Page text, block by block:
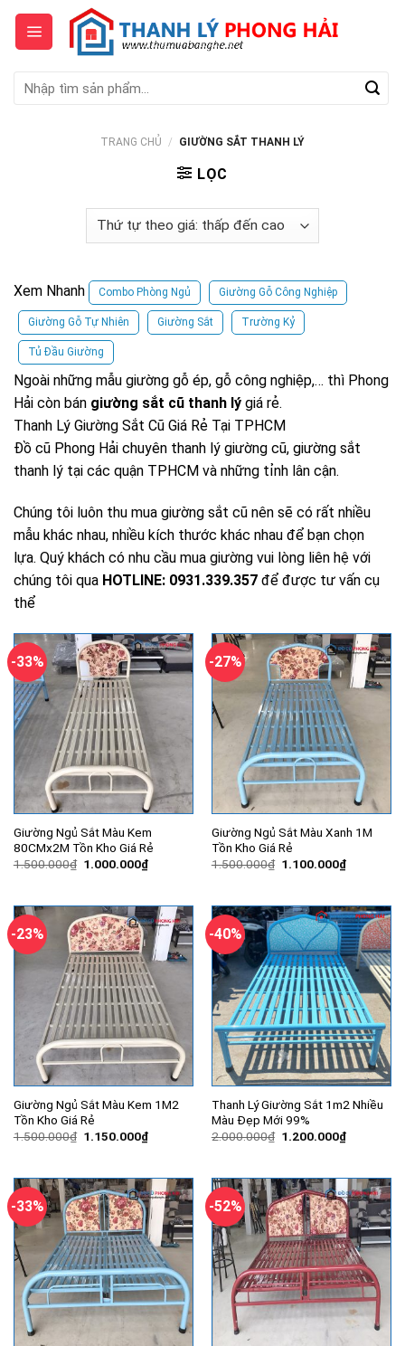
Skip
content
kiếm:
TRANG CHỦ / GIƯỜNG SẮT THANH LÝ
LỌC
Xem Nhanh Combo Phòng Ngủ Giường Gỗ Công Nghiệp
Giường Gỗ Tự Nhiên Giường Sắt Trường Kỷ
Tủ Đầu Giường
Ngoài những mẫu giường gỗ ép, gỗ công nghiệp,… thì Phong
Hải còn bán giường sắt cũ thanh lý giá rẻ.
Thanh Lý Giường Sắt Cũ Giá Rẻ Tại TPHCM
Đồ cũ Phong Hải chuyên thanh lý giường cũ, giường sắt
thanh lý tại các quận TPHCM và những tỉnh lân cận.
Chúng tôi luôn thu mua giường sắt cũ nên sẽ có rất nhiều
mẫu khác nhau, nhiều kích thước khác nhau để bạn chọn
lựa. Quý khách có nhu cầu mua giường vui lòng liên hệ với
chúng tôi qua HOTLINE: 0931.339.357 để được tư vấn cụ
thể
-33%
Giường Ngủ Sắt Màu Kem
80CMx2M Tồn Kho Giá Rẻ
1.500.000₫ Giá
1.000.000₫Giá
hiện
1.000.000₫.
-27%
Giường Ngủ Sắt Màu Xanh 1M
Tồn Kho Giá Rẻ
1.500.000₫ Giá
1.100.000₫Giá
hiện
-23%
Giường Ngủ Sắt Màu Kem 1M2
Tồn Kho Giá Rẻ
1.500.000₫ Giá
1.150.000₫Giá
hiện
1.150.000₫.
-40%
Thanh Lý Giường Sắt 1m2 Nhiều
Màu Đẹp Mới 99%
2.000.000₫ Giá
1.200.000₫Giá
hiện
-33% -52%